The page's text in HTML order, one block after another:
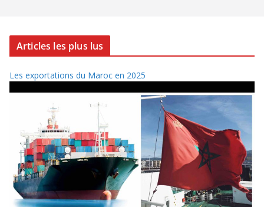
Articles les plus lus
Les exportations du Maroc en 2025